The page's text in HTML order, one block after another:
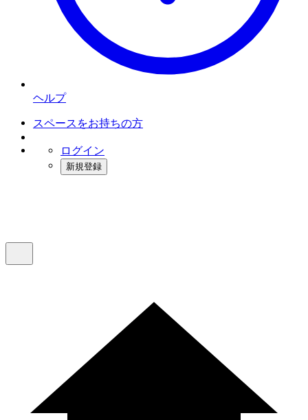
ヘルプ
スペースをお持ちの方
ログイン
新規登録